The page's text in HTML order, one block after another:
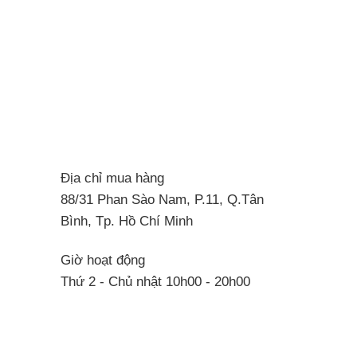
trang
sản
phẩm
Địa chỉ mua hàng
88/31 Phan Sào Nam, P.11, Q.Tân
Bình, Tp. Hồ Chí Minh
Giờ hoạt động
Thứ 2 - Chủ nhật 10h00 - 20h00